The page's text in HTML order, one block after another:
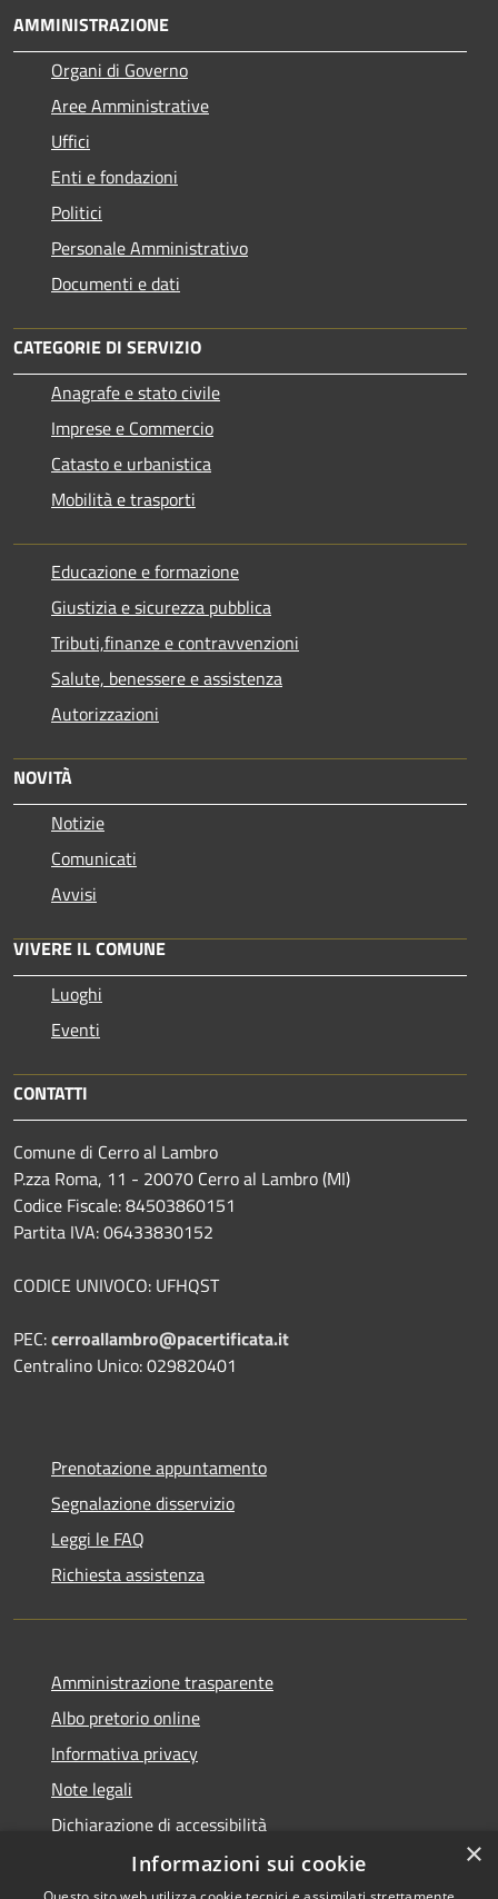
AMMINISTRAZIONE
Organi di Governo
Aree Amministrative
Uffici
Enti e fondazioni
Politici
Personale Amministrativo
Documenti e dati
CATEGORIE DI SERVIZIO
Anagrafe e stato civile
Imprese e Commercio
Catasto e urbanistica
Mobilità e trasporti
Educazione e formazione
Giustizia e sicurezza pubblica
Tributi,finanze e contravvenzioni
Salute, benessere e assistenza
Autorizzazioni
NOVITÀ
Notizie
Comunicati
Avvisi
VIVERE IL COMUNE
Luoghi
Eventi
CONTATTI
Comune di Cerro al Lambro
P.zza Roma, 11 - 20070 Cerro al Lambro (MI)
Codice Fiscale: 84503860151
Partita IVA: 06433830152
CODICE UNIVOCO: UFHQST
PEC:cerroallambro@pacertificata.it
Centralino Unico: 029820401
Prenotazione appuntamento
Segnalazione disservizio
Leggi le FAQ
Richiesta assistenza
Amministrazione trasparente
Albo pretorio online
Informativa privacy
Note legali
Dichiarazione di accessibilità
×
Informazioni sui cookie